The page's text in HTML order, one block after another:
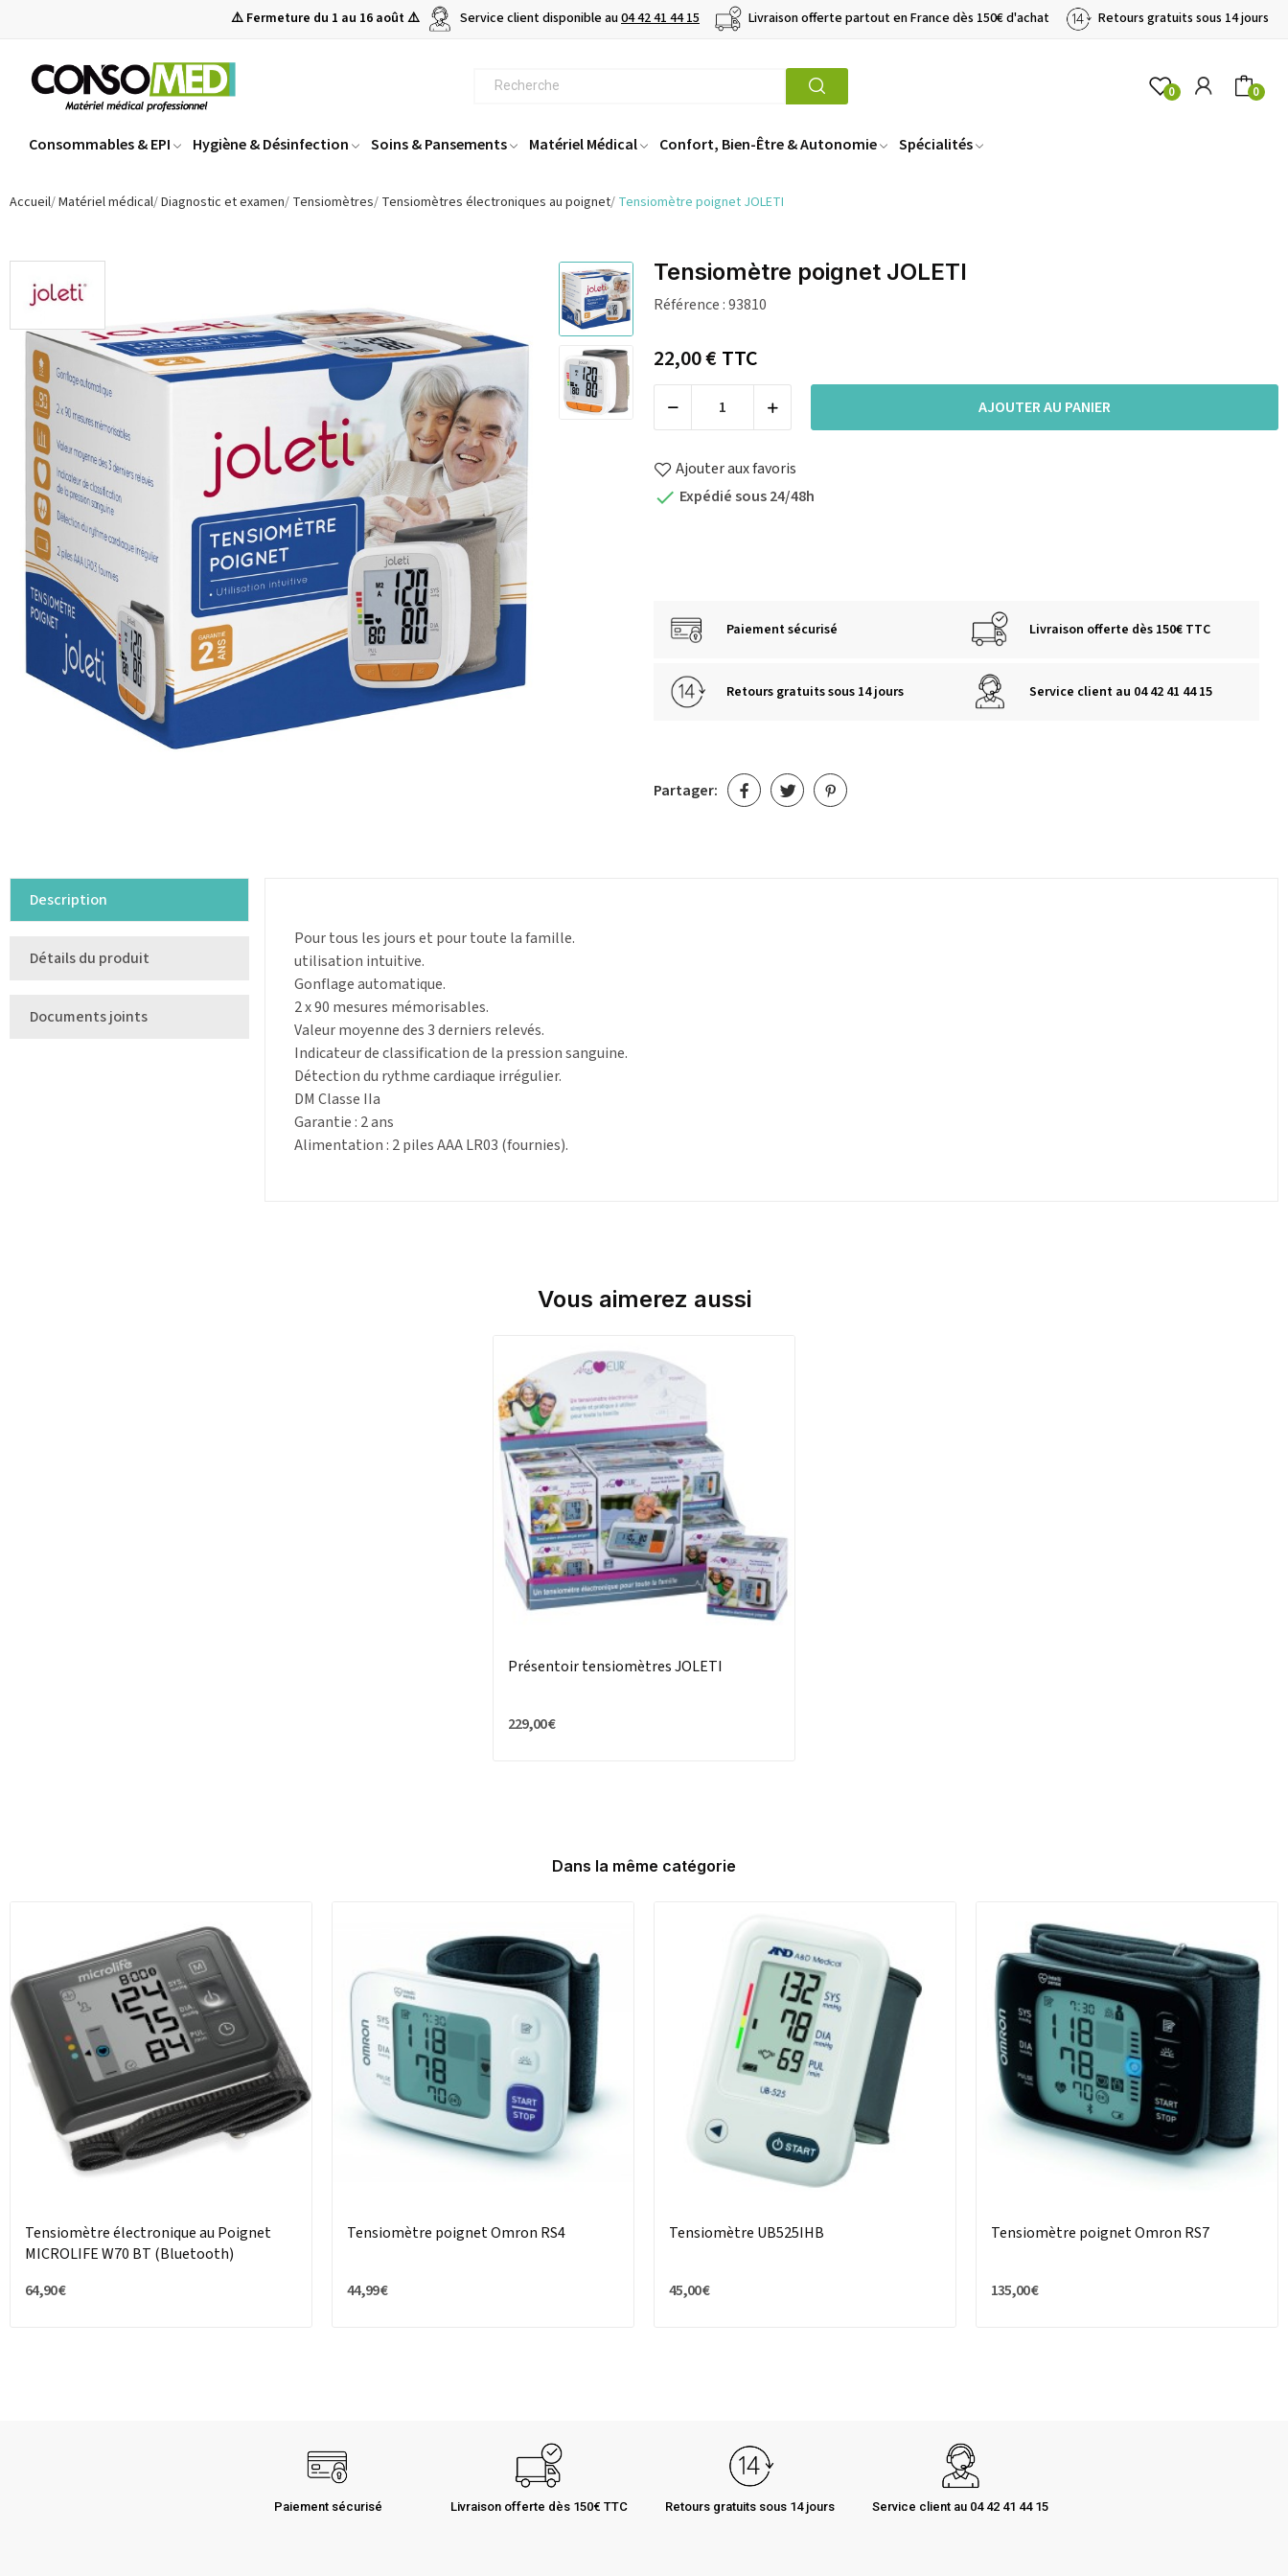
⚠️ Fermeture du 1 au 16 août ⚠️ Service client disponible au04 42 41 44 15 Livraison offerte partout en France dès 150€ d'achat Retours gratuits sous 14 jours
0 0
Consommables & EPI Hygiène & Désinfection Soins & Pansements Matériel Médical Confort, Bien-Être & Autonomie Spécialités
Accueil Matériel médical Diagnostic et examen Tensiomètres Tensiomètres électroniques au poignet Tensiomètre poignet JOLETI
Tensiomètre poignet JOLETI
Référence :93810
22,00 €TTC
AJOUTER AU PANIER
Ajouter aux favoris
 Expédié sous 24/48h
Paiement sécurisé Livraison offerte dès 150€ TTC
Retours gratuits sous 14 jours Service client au 04 42 41 44 15
Partager:
Description
Détails du produit
Documents joints
Pour tous les jours et pour toute la famille.
utilisation intuitive.
Gonflage automatique.
2 x 90 mesures mémorisables.
Valeur moyenne des 3 derniers relevés.
Indicateur de classification de la pression sanguine.
Détection du rythme cardiaque irrégulier.
DM Classe IIa
Garantie : 2 ans
Alimentation : 2 piles AAA LR03 (fournies).
Vous aimerez aussi
Présentoir tensiomètres JOLETI
229,00 €
Dans la même catégorie
Tensiomètre électronique au Poignet
MICROLIFE W70 BT (Bluetooth)
64,90 €
Tensiomètre poignet Omron RS4
44,99 €
Tensiomètre UB525IHB
45,00 €
Tensiomètre poignet Omron RS7
135,00 €
Paiement sécurisé Livraison offerte dès 150€ TTC Retours gratuits sous 14 jours Service client au 04 42 41 44 15